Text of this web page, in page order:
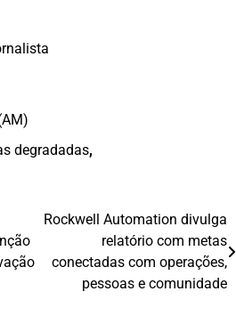
degradadas,
Rockwell Automation divulga
relatório com metas
conectadas com operações,
pessoas e comunidade